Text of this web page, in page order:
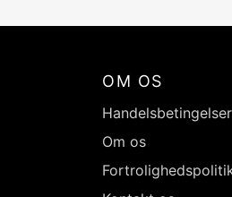
OM OS
Handelsbetingelser
Om os